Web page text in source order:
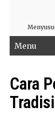
Menu
Cara